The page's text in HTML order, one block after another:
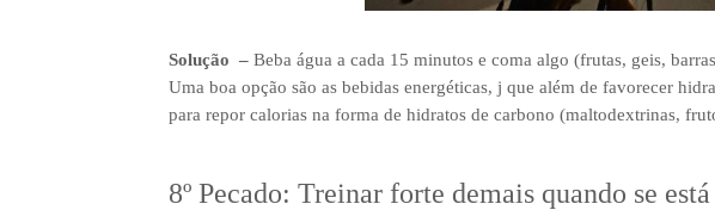
Solução – Beba água a cada 15 minutos e coma algo (frutas, geis,
Uma boa opção são as bebidas energéticas, j que além de favorecer
para repor calorias na forma de hidratos de carbono (maltodextrinas,
8º Pecado: Treinar forte demais quando se